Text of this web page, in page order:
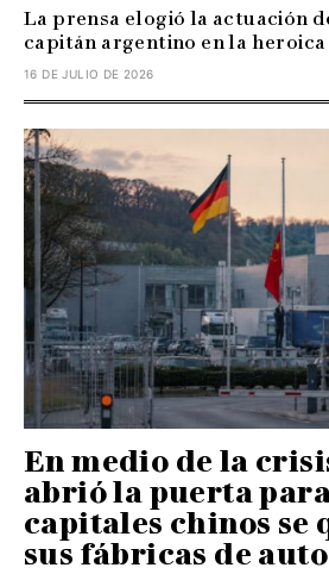
La prensa elogió la actuación
capitán argentino en la
16 DE JULIO DE 2026
En medio de la
abrió la puerta
capitales chinos se
sus fábricas de